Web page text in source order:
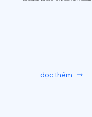
đọc thêm